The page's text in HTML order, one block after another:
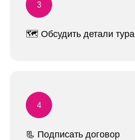
🗺 Обсудить детали тура
📃 Подписать договор